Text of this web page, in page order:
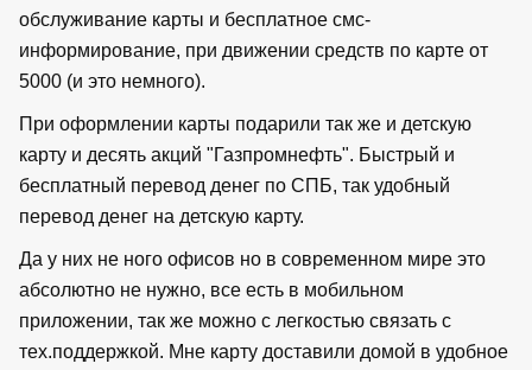
обслуживание карты и бесплатное смс-
информирование, при движении средств по карте от
5000 (и это немного).
При оформлении карты подарили так же и детскую
карту и десять акций "Газпромнефть". Быстрый и
бесплатный перевод денег по СПБ, так удобный
перевод денег на детскую карту.
Да у них не ного офисов но в современном мире это
абсолютно не нужно, все есть в мобильном
приложении, так же можно с легкостью связать с
тех.поддержкой. Мне карту доставили домой в удобное